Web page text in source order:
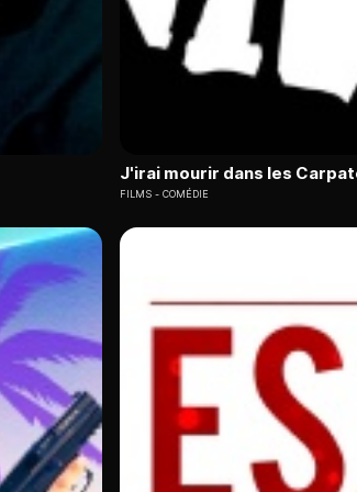
J'irai mourir dans les
FILMS COMÉDIE